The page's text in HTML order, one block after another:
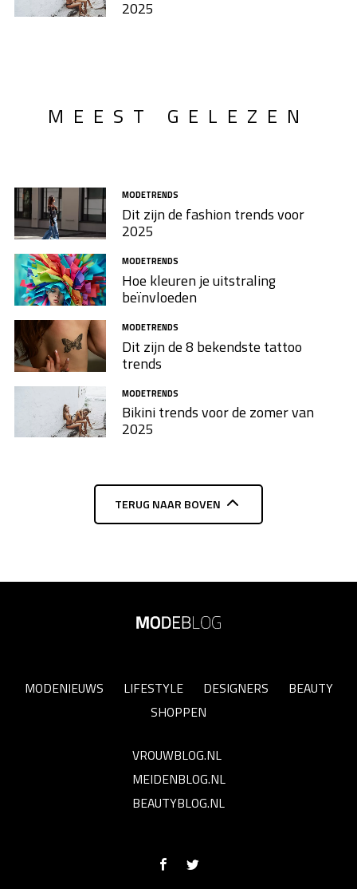
2025
MEEST GELEZEN
MODETRENDS
Dit zijn de fashion trends voor
2025
MODETRENDS
Hoe kleuren je uitstraling
beïnvloeden
MODETRENDS
Dit zijn de 8 bekendste tattoo
trends
MODETRENDS
Bikini trends voor de zomer van
2025
TERUG NAAR BOVEN
MODENIEUWS LIFESTYLE DESIGNERS
BEAUTY
SHOPPEN
VROUWBLOG.NL
MEIDENBLOG.NL
BEAUTYBLOG.NL